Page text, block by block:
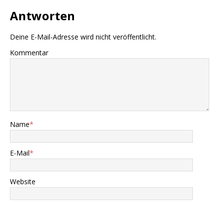
Antworten
Deine E-Mail-Adresse wird nicht veröffentlicht.
Kommentar
Name*
E-Mail*
Website